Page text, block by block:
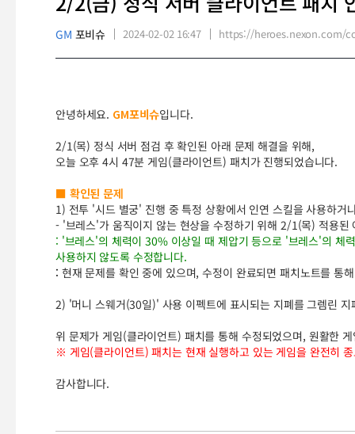
GM 포비슈 2024-02-02 16:47 https://heroes.nexon.com/
안녕하세요. GM포비슈입니다.
2/1(목) 정식 서버 점검 후 확인된 아래 문제 해결을 위해,
오늘 오후 4시 47분 게임(클라이언트) 패치가 진행되었습니다.
■ 확인된 문제
1) 전투 '시드 별궁' 진행 중 특정 상황에서 인연 스킬을 사용하
- '브레스'가 움직이지 않는 현상을 수정하기 위해 2/1(목) 적용된
: '브레스'의 체력이 30% 이상일 때 제압기 등으로 '브레스'의 체
사용하지 않도록 수정합니다.
: 현재 문제를 확인 중에 있으며, 수정이 완료되면 패치노트를 통
2) '머니 스웨거(30일)' 사용 이펙트에 표시되는 지폐를 그렘린 지
위 문제가 게임(클라이언트) 패치를 통해 수정되었으며, 원활한
※ 게임(클라이언트) 패치는 현재 실행하고 있는 게임을 완전히
감사합니다.